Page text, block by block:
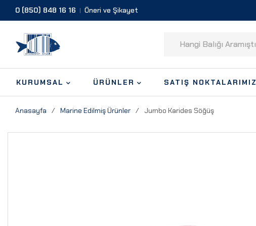
0 (850) 848 16 16 Öneri ve Şikayet
KURUMSAL ÜRÜNLER SATIŞ NOKTALARIMIZ
Anasayfa / Marine Edilmiş Ürünler / Jumbo Karides Söğüş